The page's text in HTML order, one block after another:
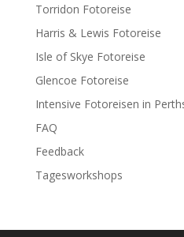
Torridon Fotoreise
Harris & Lewis Fotoreise
Isle of Skye Fotoreise
Glencoe Fotoreise
Intensive Fotoreisen in
FAQ
Feedback
Tagesworkshops